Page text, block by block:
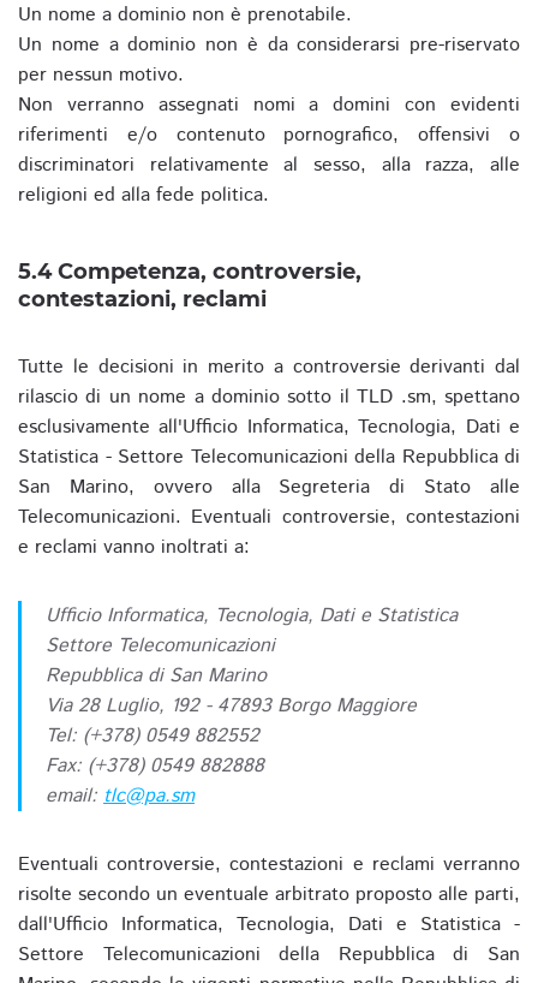
Un nome a dominio non è prenotabile.
Un nome a dominio non è da considerarsi pre-riservato
per nessun motivo.
Non verranno assegnati nomi a domini con evidenti
riferimenti e/o contenuto pornografico, offensivi o
discriminatori relativamente al sesso, alla razza, alle
religioni ed alla fede politica.
5.4 Competenza, controversie,
contestazioni, reclami
Tutte le decisioni in merito a controversie derivanti dal
rilascio di un nome a dominio sotto il TLD .sm, spettano
esclusivamente all'Ufficio Informatica, Tecnologia, Dati e
Statistica - Settore Telecomunicazioni della Repubblica di
San Marino, ovvero alla Segreteria di Stato alle
Telecomunicazioni. Eventuali controversie, contestazioni
e reclami vanno inoltrati a:
Ufficio Informatica, Tecnologia, Dati e Statistica
Settore Telecomunicazioni
Repubblica di San Marino
Via 28 Luglio, 192 - 47893 Borgo Maggiore
Tel: (+378) 0549 882552
Fax: (+378) 0549 882888
email: tlc@pa.sm
Eventuali controversie, contestazioni e reclami verranno
risolte secondo un eventuale arbitrato proposto alle parti,
dall'Ufficio Informatica, Tecnologia, Dati e Statistica -
Settore Telecomunicazioni della Repubblica di San